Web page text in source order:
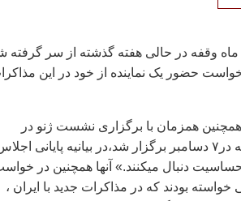
گفتگوهای ايران با کشورهای ۵+۱ بعد از ۱۴ ماه وقفه در حالی هفته گذشته از سر
حضور يک نماينده از خود در اين
همزمان با برگزاری نشست ژنو در
نشست شورای همکاری های خليج فارس که در۷ دسامبر برگزار شد،در بيانيه پايانی
حساسيت دنبال ميکنند.» آنها همچنين در
بودند که در مذاکرات جديد با ايران ،